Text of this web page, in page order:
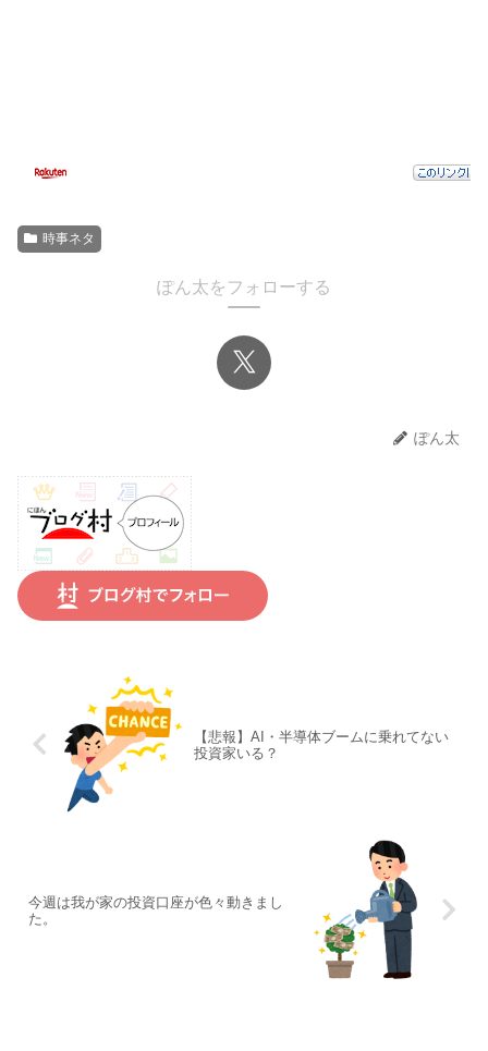
時事ネタ
ぽん太をフォローする
ぽん太
【悲報】AI・半導体ブームに乗れてない
投資家いる？
今週は我が家の投資口座が色々動きまし
た。